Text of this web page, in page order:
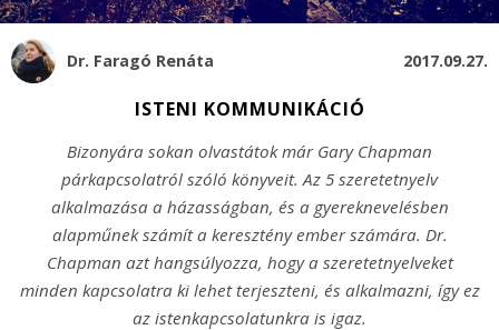
Dr. Faragó Renáta 2017.09.27.
ISTENI KOMMUNIKÁCIÓ
Bizonyára sokan olvastátok már Gary Chapman
párkapcsolatról szóló könyveit. Az 5 szeretetnyelv
alkalmazása a házasságban, és a gyereknevelésben
alapműnek számít a keresztény ember számára. Dr.
Chapman azt hangsúlyozza, hogy a szeretetnyelveket
minden kapcsolatra ki lehet terjeszteni, és alkalmazni, így ez
az istenkapcsolatunkra is igaz.